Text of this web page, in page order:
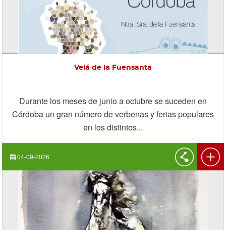
04-09-2026
Velá de la Fuensanta
Durante los meses de junio a octubre se suceden en
Córdoba un gran número de verbenas y ferias populares
en los distintos...